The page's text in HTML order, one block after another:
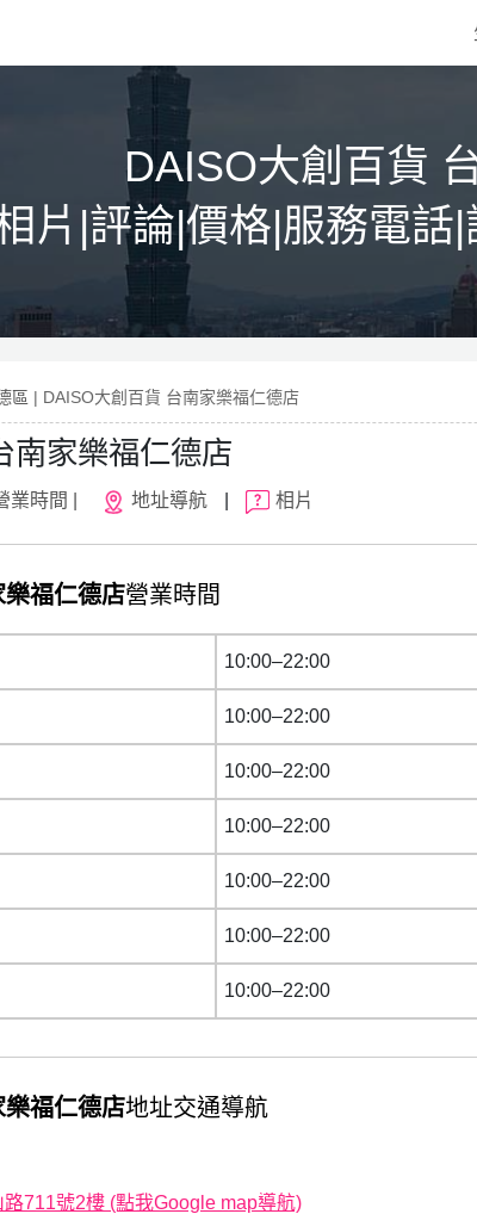
DAISO大創百貨
片|評論|價格|服務電話
區 | DAISO大創百貨 台南家樂福仁德店
南家樂福仁德店
業時間 | 地址導航 相片
福仁德店營業時間
10:00–22:00
10:00–22:00
10:00–22:00
10:00–22:00
10:00–22:00
10:00–22:00
10:00–22:00
福仁德店地址交通導航
711號2樓 (點我Google map導航)